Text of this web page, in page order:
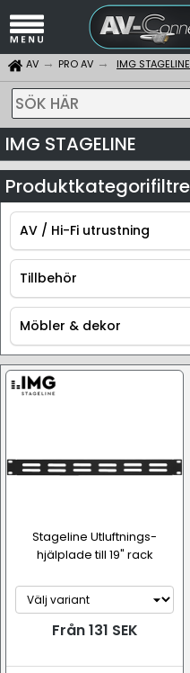
AV PRO AV IMG STAGELINE
SÖK HÄR
IMG STAGELINE
AV / Hi-Fi utrustning
AV / Hi-Fi utrustning
Tillbehör
Tillbehör
Möbler & dekor
Möbler & dekor
Stageline Utluftnings-
hjälplade till 19" rack
Från 131 SEK